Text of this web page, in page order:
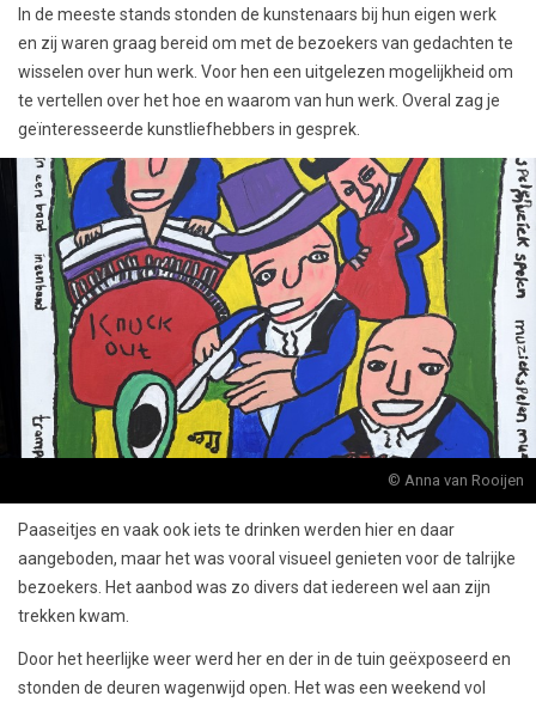
In de meeste stands stonden de kunstenaars bij hun eigen werk
en zij waren graag bereid om met de bezoekers van gedachten te
wisselen over hun werk. Voor hen een uitgelezen mogelijkheid om
te vertellen over het hoe en waarom van hun werk. Overal zag je
geïnteresseerde kunstliefhebbers in gesprek.
© Anna van Rooijen
Paaseitjes en vaak ook iets te drinken werden hier en daar
aangeboden, maar het was vooral visueel genieten voor de talrijke
bezoekers. Het aanbod was zo divers dat iedereen wel aan zijn
trekken kwam.
Door het heerlijke weer werd her en der in de tuin geëxposeerd en
stonden de deuren wagenwijd open. Het was een weekend vol